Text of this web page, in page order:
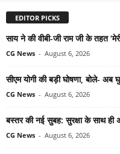
EDITOR PICKS
साय ने की वीबी-जी राम जी के तहत
CG News - August 6, 2026
सीएम योगी की बड़ी घोषणा, बोले-
CG News - August 6, 2026
बस्तर की नई सुबह: सुरक्षा के साथ ही
CG News - August 6, 2026